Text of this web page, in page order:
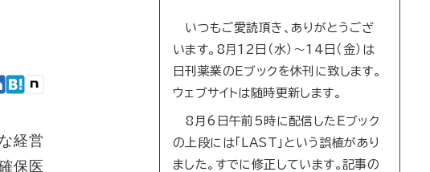
経営
保医
いつもご愛読頂き、ありがとうござ
います。8月12日（水）～14日（金）は
日刊薬業のEブックを休刊に致します。
ウェブサイトは随時更新します。
8月6日午前5時に配信したEブック
の上段には「LAST」という誤植があり
ました。すでに修正しています。記事の